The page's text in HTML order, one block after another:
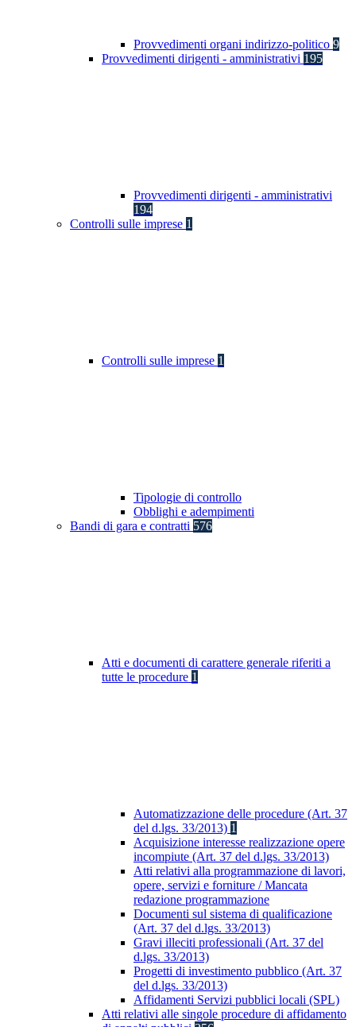
Provvedimenti organi indirizzo-politico 9
Provvedimenti dirigenti - amministrativi 195
Provvedimenti dirigenti - amministrativi
194
Controlli sulle imprese 1
Controlli sulle imprese 1
Tipologie di controllo
Obblighi e adempimenti
Bandi di gara e contratti 576
Atti e documenti di carattere generale riferiti a
tutte le procedure 1
Automatizzazione delle procedure (Art. 37
del d.lgs. 33/2013) 1
Acquisizione interesse realizzazione opere
incompiute (Art. 37 del d.lgs. 33/2013)
Atti relativi alla programmazione di lavori,
opere, servizi e forniture / Mancata
redazione programmazione
Documenti sul sistema di qualificazione
(Art. 37 del d.lgs. 33/2013)
Gravi illeciti professionali (Art. 37 del
d.lgs. 33/2013)
Progetti di investimento pubblico (Art. 37
del d.lgs. 33/2013)
Affidamenti Servizi pubblici locali (SPL)
Atti relativi alle singole procedure di affidamento